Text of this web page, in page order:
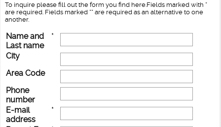
To inquire please fill out the form you find here.Fields marked with *
are required. Fields marked ** are required as an alternative to one
another.
Name and
Last name
*
City
Area Code
Phone
number
E-mail
address
*